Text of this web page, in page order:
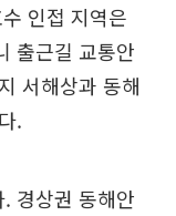
인접 지역은
출근길 교통안
서해상과 동해
.
경상권 동해안